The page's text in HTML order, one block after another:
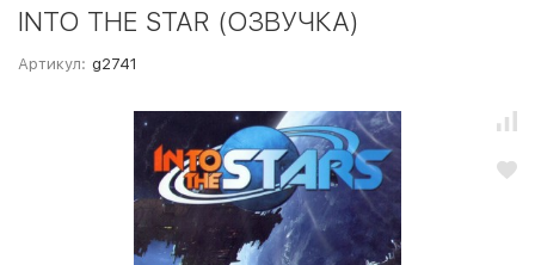
INTO THE STAR (ОЗВУЧКА)
Артикул: g2741